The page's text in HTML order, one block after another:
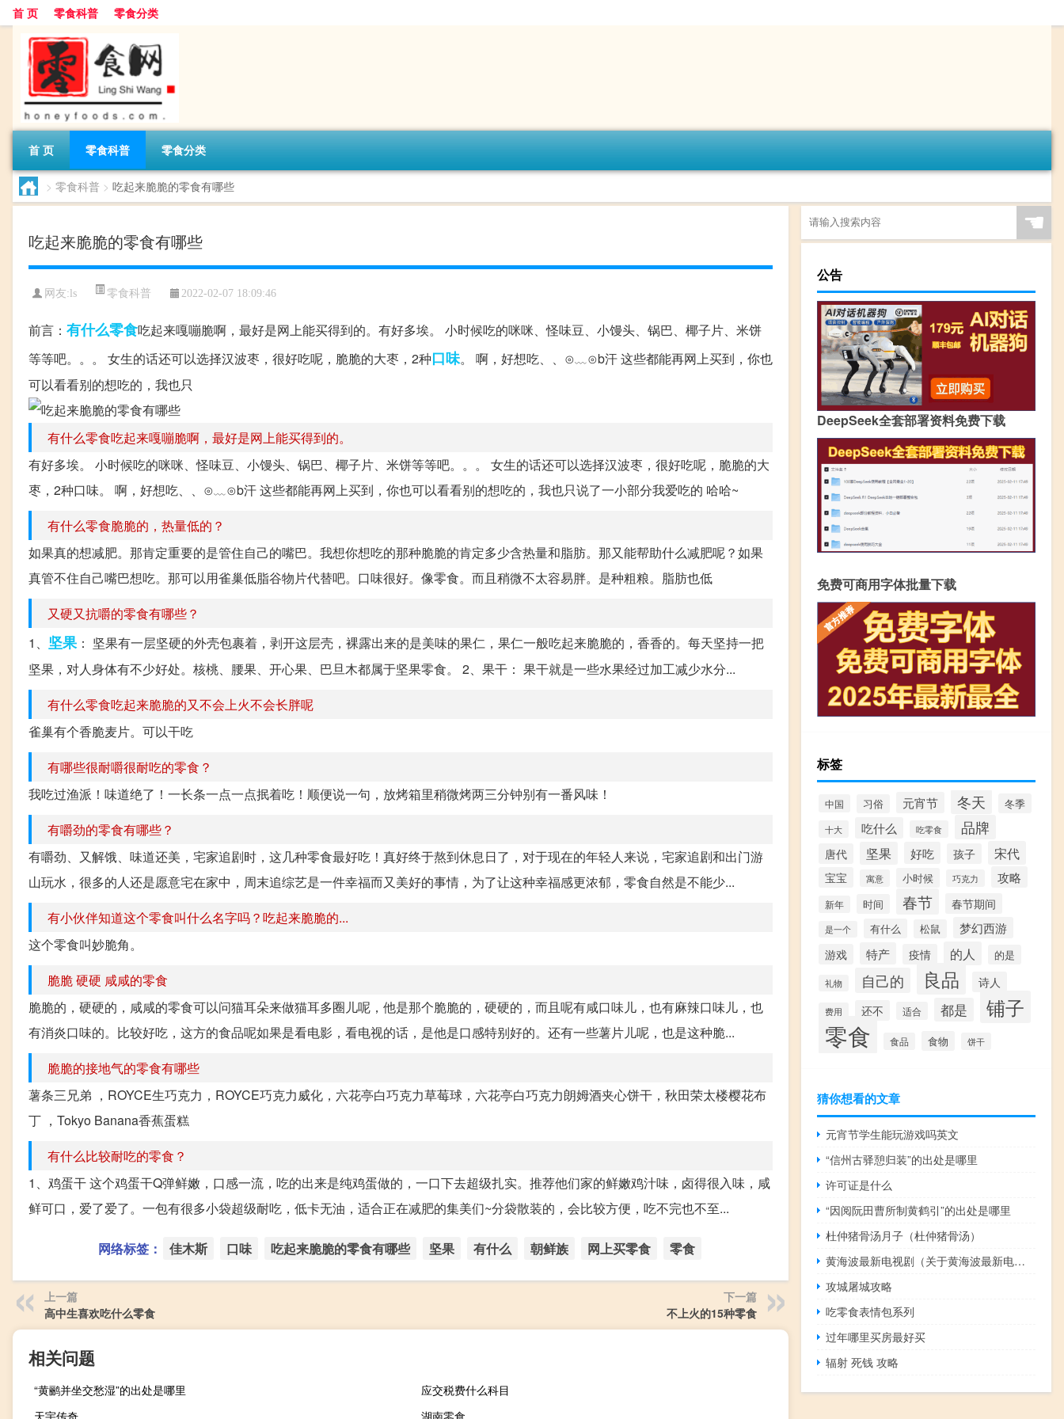
首 页 零食科普 零食分类
首 页 零食科普 零食分类
> 零食科普 > 吃起来脆脆的零食有哪些
吃起来脆脆的零食有哪些
网友: ls 零食科普 2022-02-07 18:09:46
前言： 有什么零食吃起来嘎嘣脆啊，最好是网上能买得到的。有好多埃。 小时候吃的咪咪、怪味豆、小馒头、锅巴、椰子片、米饼
等等吧。。。 女生的话还可以选择汉波枣，很好吃呢，脆脆的大枣，2种口味。 啊，好想吃、、⊙﹏⊙b汗 这些都能再网上买到，你也
可以看看别的想吃的，我也只
有什么零食吃起来嘎嘣脆啊，最好是网上能买得到的。
有好多埃。 小时候吃的咪咪、怪味豆、小馒头、锅巴、椰子片、米饼等等吧。。。 女生的话还可以选择汉波枣，很好吃呢，脆脆的大
枣，2种口味。 啊，好想吃、、⊙﹏⊙b汗 这些都能再网上买到，你也可以看看别的想吃的，我也只说了一小部分我爱吃的 哈哈~
有什么零食脆脆的，热量低的？
如果真的想减肥。那肯定重要的是管住自己的嘴巴。我想你想吃的那种脆脆的肯定多少含热量和脂肪。那又能帮助什么减肥呢？如果
真管不住自己嘴巴想吃。那可以用雀巢低脂谷物片代替吧。口味很好。像零食。而且稍微不太容易胖。是种粗粮。脂肪也低
又硬又抗嚼的零食有哪些？
1、 坚果： 坚果有一层坚硬的外壳包裹着，剥开这层壳，裸露出来的是美味的果仁，果仁一般吃起来脆脆的，香香的。每天坚持一把
坚果，对人身体有不少好处。核桃、腰果、开心果、巴旦木都属于坚果零食。 2、果干： 果干就是一些水果经过加工减少水分...
有什么零食吃起来脆脆的又不会上火不会长胖呢
雀巢有个香脆麦片。可以干吃
有哪些很耐嚼很耐吃的零食？
我吃过渔派！味道绝了！一长条一点一点抿着吃！顺便说一句，放烤箱里稍微烤两三分钟别有一番风味！
有嚼劲的零食有哪些？
有嚼劲、又解饿、味道还美，宅家追剧时，这几种零食最好吃！真好终于熬到休息日了，对于现在的年轻人来说，宅家追剧和出门游
山玩水，很多的人还是愿意宅在家中，周末追综艺是一件幸福而又美好的事情，为了让这种幸福感更浓郁，零食自然是不能少...
有小伙伴知道这个零食叫什么名字吗？吃起来脆脆的...
这个零食叫妙脆角。
脆脆 硬硬 咸咸的零食
脆脆的，硬硬的，咸咸的零食可以问猫耳朵来做猫耳多圈儿呢，他是那个脆脆的，硬硬的，而且呢有咸口味儿，也有麻辣口味儿，也
有消炎口味的。比较好吃，这方的食品呢如果是看电影，看电视的话，是他是口感特别好的。还有一些薯片儿呢，也是这种脆...
脆脆的接地气的零食有哪些
薯条三兄弟 ，ROYCE生巧克力，ROYCE巧克力威化，六花亭白巧克力草莓球，六花亭白巧克力朗姆酒夹心饼干，秋田荣太楼樱花布
丁 ，Tokyo Banana香蕉蛋糕
有什么比较耐吃的零食？
1、鸡蛋干 这个鸡蛋干Q弹鲜嫩，口感一流，吃的出来是纯鸡蛋做的，一口下去超级扎实。推荐他们家的鲜嫩鸡汁味，卤得很入味，咸
鲜可口，爱了爱了。一包有很多小袋超级耐吃，低卡无油，适合正在减肥的集美们~分袋散装的，会比较方便，吃不完也不至...
网络标签： 佳木斯 口味 吃起来脆脆的零食有哪些 坚果 有什么 朝鲜族 网上买零食 零食
上一篇
高中生喜欢吃什么零食
下一篇
不上火的15种零食
相关问题
“黄鹂并坐交愁湿”的出处是哪里
应交税费什么科目
☚
公告
DeepSeek全套部署资料免费下载
免费可商用字体批量下载
标签
中国 习俗 元宵节 冬天 冬季
十大 吃什么 吃零食 品牌
唐代 坚果 好吃 孩子 宋代
宝宝 寓意 小时候 巧克力 攻略
新年 时间 春节 春节期间
是一个 有什么 松鼠 梦幻西游
游戏 特产 疫情 的人 的是
礼物 自己的 良品 诗人
费用 还不 适合 都是 铺子
零食 食品 食物 饼干
猜你想看的文章
元宵节学生能玩游戏吗英文
“信州古驿憩归装”的出处是哪里
许可证是什么
“因阅阮田曹所制黄鹤引”的出处是哪里
杜仲猪骨汤月子（杜仲猪骨汤）
黄海波最新电视剧（关于黄海波最新电视剧的介绍）
攻城屠城攻略
吃零食表情包系列
过年哪里买房最好买
辐射 死钱 攻略